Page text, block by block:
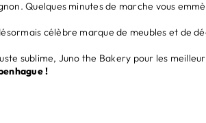
Quelques minutes de marche vous
célèbre marque de meubles et de
sublime, Juno the Bakery pour les
!